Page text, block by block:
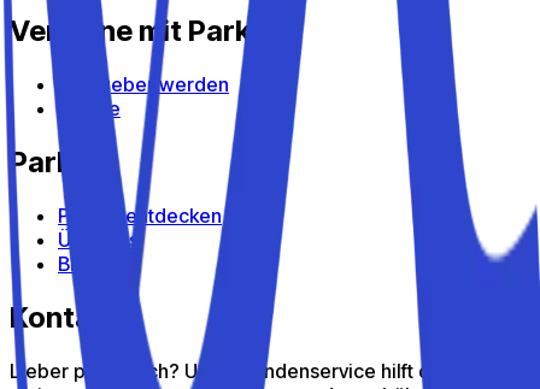
Verdiene mit Parkito
Gastgeber werden
Geräte
Parkito
Parkito entdecken
Über uns
Blog
Kontakt
Lieber persönlich? Unser Kundenservice hilft dir gern